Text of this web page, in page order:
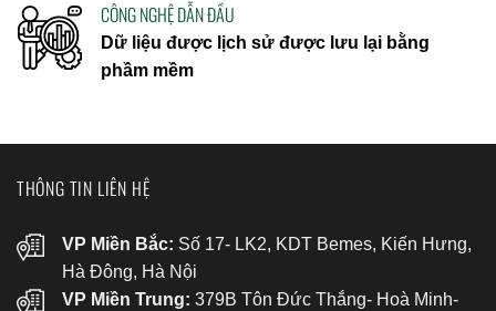
CÔNG NGHỆ DẪN ĐẦU
Dữ liệu được lịch sử được lưu lại bằng
phầm mềm
THÔNG TIN LIÊN HỆ
VP Miền Bắc: Số 17- LK2, KDT Bemes, Kiến Hưng,
Hà Đông, Hà Nội
VP Miền Trung: 379B Tôn Đức Thắng- Hoà Minh-